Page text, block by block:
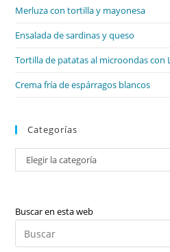
Merluza con tortilla y mayonesa
Ensalada de sardinas y queso
Tortilla de patatas al microondas con
Crema fría de espárragos blancos
Categorías
Categorías
Elegir la categoría
Buscar en esta web